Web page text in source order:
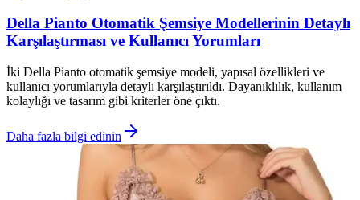
Della Pianto Otomatik Şemsiye Modellerinin Detaylı
Karşılaştırması ve Kullanıcı Yorumları
İki Della Pianto otomatik şemsiye modeli, yapısal özellikleri ve
kullanıcı yorumlarıyla detaylı karşılaştırıldı. Dayanıklılık, kullanım
kolaylığı ve tasarım gibi kriterler öne çıktı.
Daha fazla bilgi edinin